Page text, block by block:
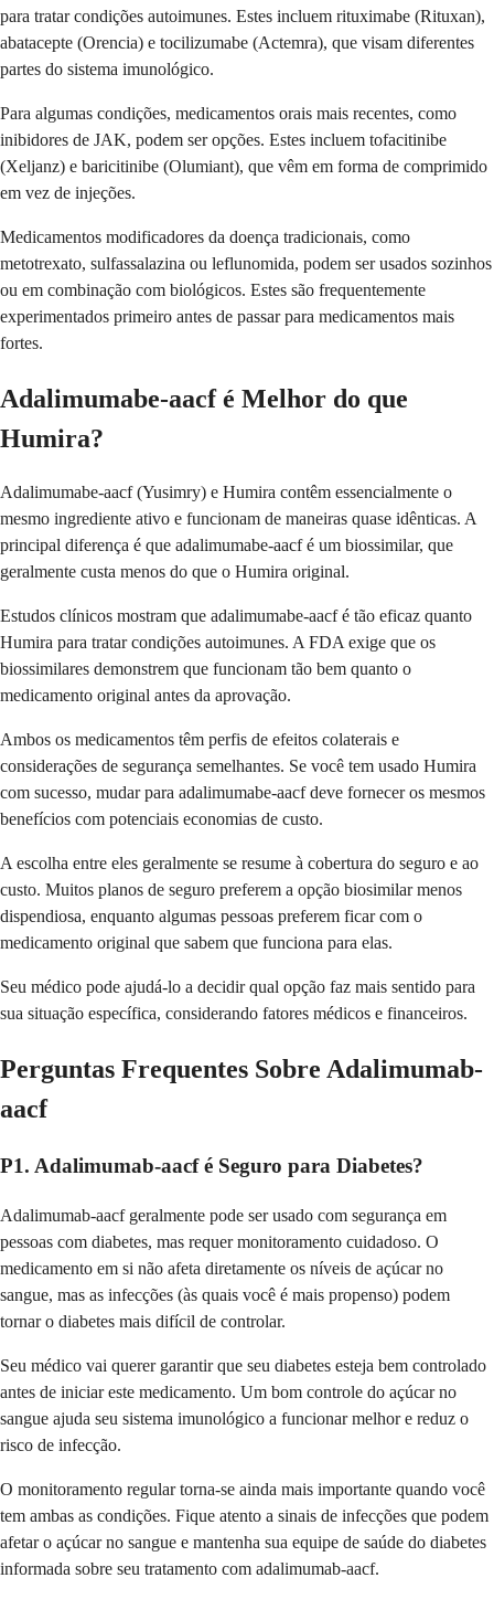
para tratar condições autoimunes. Estes incluem rituximabe (Rituxan),
abatacepte (Orencia) e tocilizumabe (Actemra), que visam diferentes
partes do sistema imunológico.
Para algumas condições, medicamentos orais mais recentes, como
inibidores de JAK, podem ser opções. Estes incluem tofacitinibe
(Xeljanz) e baricitinibe (Olumiant), que vêm em forma de comprimido
em vez de injeções.
Medicamentos modificadores da doença tradicionais, como
metotrexato, sulfassalazina ou leflunomida, podem ser usados ​​sozinhos
ou em combinação com biológicos. Estes são frequentemente
experimentados primeiro antes de passar para medicamentos mais
fortes.
Adalimumabe-aacf é Melhor do que
Humira?
Adalimumabe-aacf (Yusimry) e Humira contêm essencialmente o
mesmo ingrediente ativo e funcionam de maneiras quase idênticas. A
principal diferença é que adalimumabe-aacf é um biossimilar, que
geralmente custa menos do que o Humira original.
Estudos clínicos mostram que adalimumabe-aacf é tão eficaz quanto
Humira para tratar condições autoimunes. A FDA exige que os
biossimilares demonstrem que funcionam tão bem quanto o
medicamento original antes da aprovação.
Ambos os medicamentos têm perfis de efeitos colaterais e
considerações de segurança semelhantes. Se você tem usado Humira
com sucesso, mudar para adalimumabe-aacf deve fornecer os mesmos
benefícios com potenciais economias de custo.
A escolha entre eles geralmente se resume à cobertura do seguro e ao
custo. Muitos planos de seguro preferem a opção biosimilar menos
dispendiosa, enquanto algumas pessoas preferem ficar com o
medicamento original que sabem que funciona para elas.
Seu médico pode ajudá-lo a decidir qual opção faz mais sentido para
sua situação específica, considerando fatores médicos e financeiros.
Perguntas Frequentes Sobre Adalimumab-
aacf
P1. Adalimumab-aacf é Seguro para Diabetes?
Adalimumab-aacf geralmente pode ser usado com segurança em
pessoas com diabetes, mas requer monitoramento cuidadoso. O
medicamento em si não afeta diretamente os níveis de açúcar no
sangue, mas as infecções (às quais você é mais propenso) podem
tornar o diabetes mais difícil de controlar.
Seu médico vai querer garantir que seu diabetes esteja bem controlado
antes de iniciar este medicamento. Um bom controle do açúcar no
sangue ajuda seu sistema imunológico a funcionar melhor e reduz o
risco de infecção.
O monitoramento regular torna-se ainda mais importante quando você
tem ambas as condições. Fique atento a sinais de infecções que podem
afetar o açúcar no sangue e mantenha sua equipe de saúde do diabetes
informada sobre seu tratamento com adalimumab-aacf.